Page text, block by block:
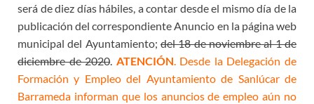
será de diez días hábiles, a contar desde el mismo día de la
publicación del correspondiente Anuncio en la página web
municipal del Ayuntamiento; del 18 de noviembre al 1 de
diciembre de 2020. ATENCIÓN . Desde la Delegación de
Formación y Empleo del Ayuntamiento de Sanlúcar de
Barrameda informan que los anuncios de empleo aún no